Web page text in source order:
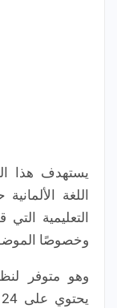
يستهدف هذا
اللغة
التعليمية
وخصوصًا
وهو متوفر